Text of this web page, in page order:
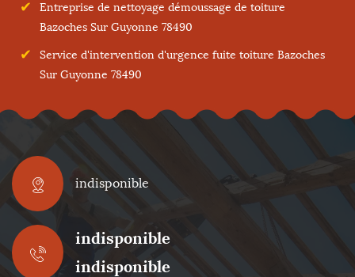
Entreprise de nettoyage démoussage de toiture
Bazoches Sur Guyonne 78490
Service d'intervention d'urgence fuite toiture Bazoches
Sur Guyonne 78490
indisponible
indisponible
indisponible